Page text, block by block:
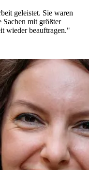
geleistet. Sie waren
Sachen mit größter
wieder beauftragen."